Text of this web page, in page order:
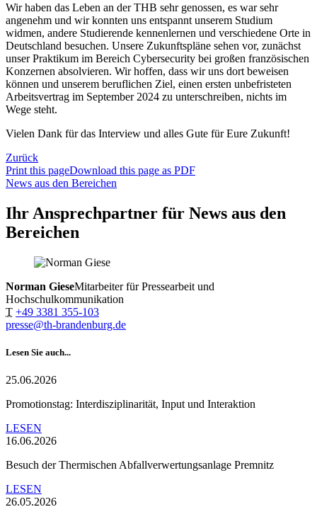
Wir haben das Leben an der THB sehr genossen, es war sehr
angenehm und wir konnten uns entspannt unserem Studium
widmen, andere Studierende kennenlernen und verschiedene Orte in
Deutschland besuchen. Unsere Zukunftspläne sehen vor, zunächst
unser Praktikum im Bereich Cybersecurity bei großen französischen
Konzernen absolvieren. Wir hoffen, dass wir uns dort beweisen
können und unserem beruflichen Ziel, einen ersten unbefristeten
Arbeitsvertrag im September 2024 zu unterschreiben, nichts im
Wege steht.
Vielen Dank für das Interview und alles Gute für Eure Zukunft!
Zurück
Print this pageDownload this page as PDF
News aus den Bereichen
Ihr Ansprechpartner für News aus den
Bereichen
Norman GieseMitarbeiter für Pressearbeit und
Hochschulkommunikation
T +49 3381 355-103
presse@th-brandenburg.de
Lesen Sie auch...
25.06.2026
Promotionstag: Interdisziplinarität, Input und Interaktion
LESEN
16.06.2026
Besuch der Thermischen Abfallverwertungsanlage Premnitz
LESEN
26.05.2026